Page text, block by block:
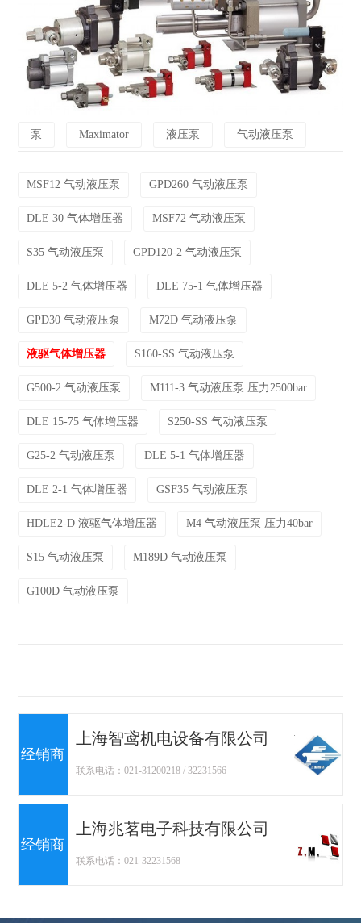
泵 Maximator 液压泵 气动液压泵
MSF12 气动液压泵 GPD260 气动液压泵
DLE 30 气体增压器 MSF72 气动液压泵
S35 气动液压泵 GPD120-2 气动液压泵
DLE 5-2 气体增压器 DLE 75-1 气体增压器
GPD30 气动液压泵 M72D 气动液压泵
液驱气体增压器 S160-SS 气动液压泵
G500-2 气动液压泵 M111-3 气动液压泵 压力2500bar
DLE 15-75 气体增压器 S250-SS 气动液压泵
G25-2 气动液压泵 DLE 5-1 气体增压器
DLE 2-1 气体增压器 GSF35 气动液压泵
HDLE2-D 液驱气体增压器 M4 气动液压泵 压力40bar
S15 气动液压泵 M189D 气动液压泵
G100D 气动液压泵
经销商
上海智鸢机电设备有限公司
联系电话：021-31200218 / 32231566
经销商
上海兆茗电子科技有限公司
联系电话：021-32231568